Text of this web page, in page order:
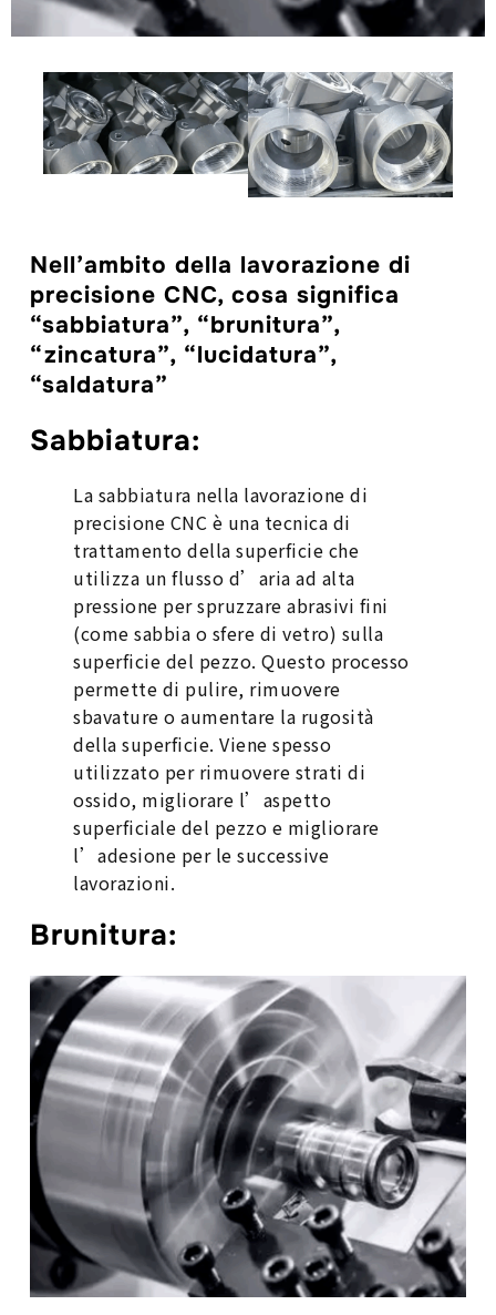
Nell’ambito della lavorazione di
precisione CNC, cosa significa
“sabbiatura”, “brunitura”,
“zincatura”, “lucidatura”,
“saldatura”
Sabbiatura:
La sabbiatura nella lavorazione di
precisione CNC è una tecnica di
trattamento della superficie che
utilizza un flusso d’aria ad alta
pressione per spruzzare abrasivi fini
(come sabbia o sfere di vetro) sulla
superficie del pezzo. Questo processo
permette di pulire, rimuovere
sbavature o aumentare la rugosità
della superficie. Viene spesso
utilizzato per rimuovere strati di
ossido, migliorare l’aspetto
superficiale del pezzo e migliorare
l’adesione per le successive
lavorazioni.
Brunitura: